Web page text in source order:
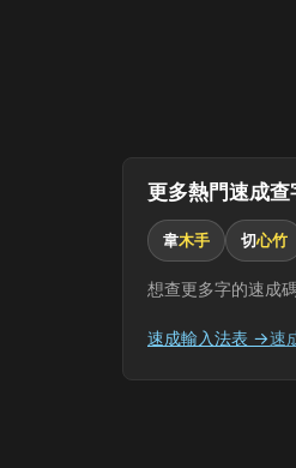
更多熱門速成查
韋木手 切心竹
想查更多字的速成
速成輸入法表 →速